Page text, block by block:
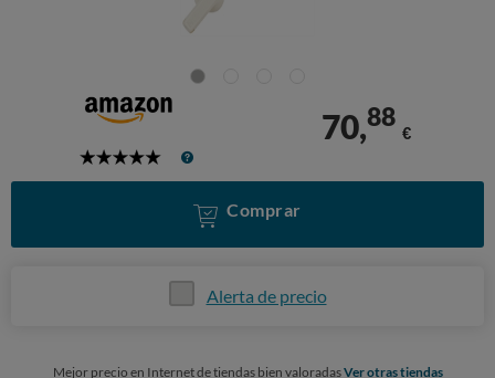
5
70,88
€
Comprar
Alerta de precio
Mejor precio en Internet de tiendas bien valoradasVer otras tiendas